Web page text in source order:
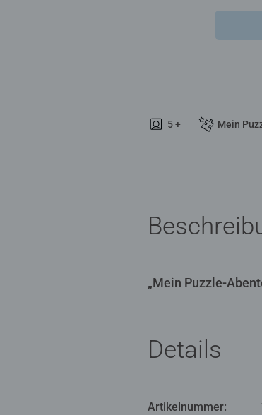
5 + Mein
„Mein Puzzle-
Details
Artikelnummer: